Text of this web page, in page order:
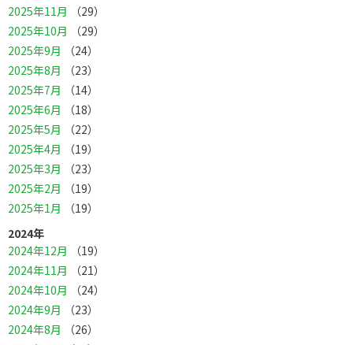
2025年11月
（29）
2025年10月
（29）
2025年9月
（24）
2025年8月
（23）
2025年7月
（14）
2025年6月
（18）
2025年5月
（22）
2025年4月
（19）
2025年3月
（23）
2025年2月
（19）
2025年1月
（19）
2024年
2024年12月
（19）
2024年11月
（21）
2024年10月
（24）
2024年9月
（23）
2024年8月
（26）